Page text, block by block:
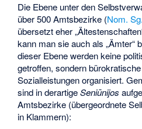
Die Ebene unter den
über 500 Amtsbezirke (Nom. Sg.
übersetzt eher
kann man sie auch als „Ämter“
dieser Ebene werden keine
getroffen, sondern
Sozialleistungen organisiert.
sind in derartigeSeniūnijos
Amtsbezirke (übergeordnete
in Klammern):